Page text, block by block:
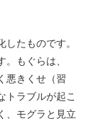
たものです。
もぐらは、
悪きくせ（習
トラブルが起こ
、モグラと見立